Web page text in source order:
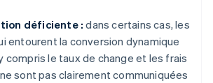
déficiente : dans certains cas, les
entourent la conversion dynamique
compris le taux de change et les frais
sont pas clairement communiquées